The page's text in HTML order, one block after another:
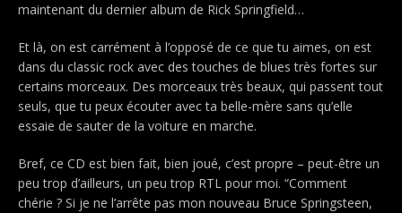
maintenant du dernier album de Rick Springfield…
Et là, on est carrément à l’opposé de ce que tu aimes, on est
dans du classic rock avec des touches de blues très fortes sur
certains morceaux. Des morceaux très beaux, qui passent tout
seuls, que tu peux écouter avec ta belle-mère sans qu’elle
essaie de sauter de la voiture en marche.
Bref, ce CD est bien fait, bien joué, c’est propre – peut-être un
peu trop d’ailleurs, un peu trop RTL pour moi. “Comment
chérie ? Si je ne l’arrête pas mon nouveau Bruce Springsteen,